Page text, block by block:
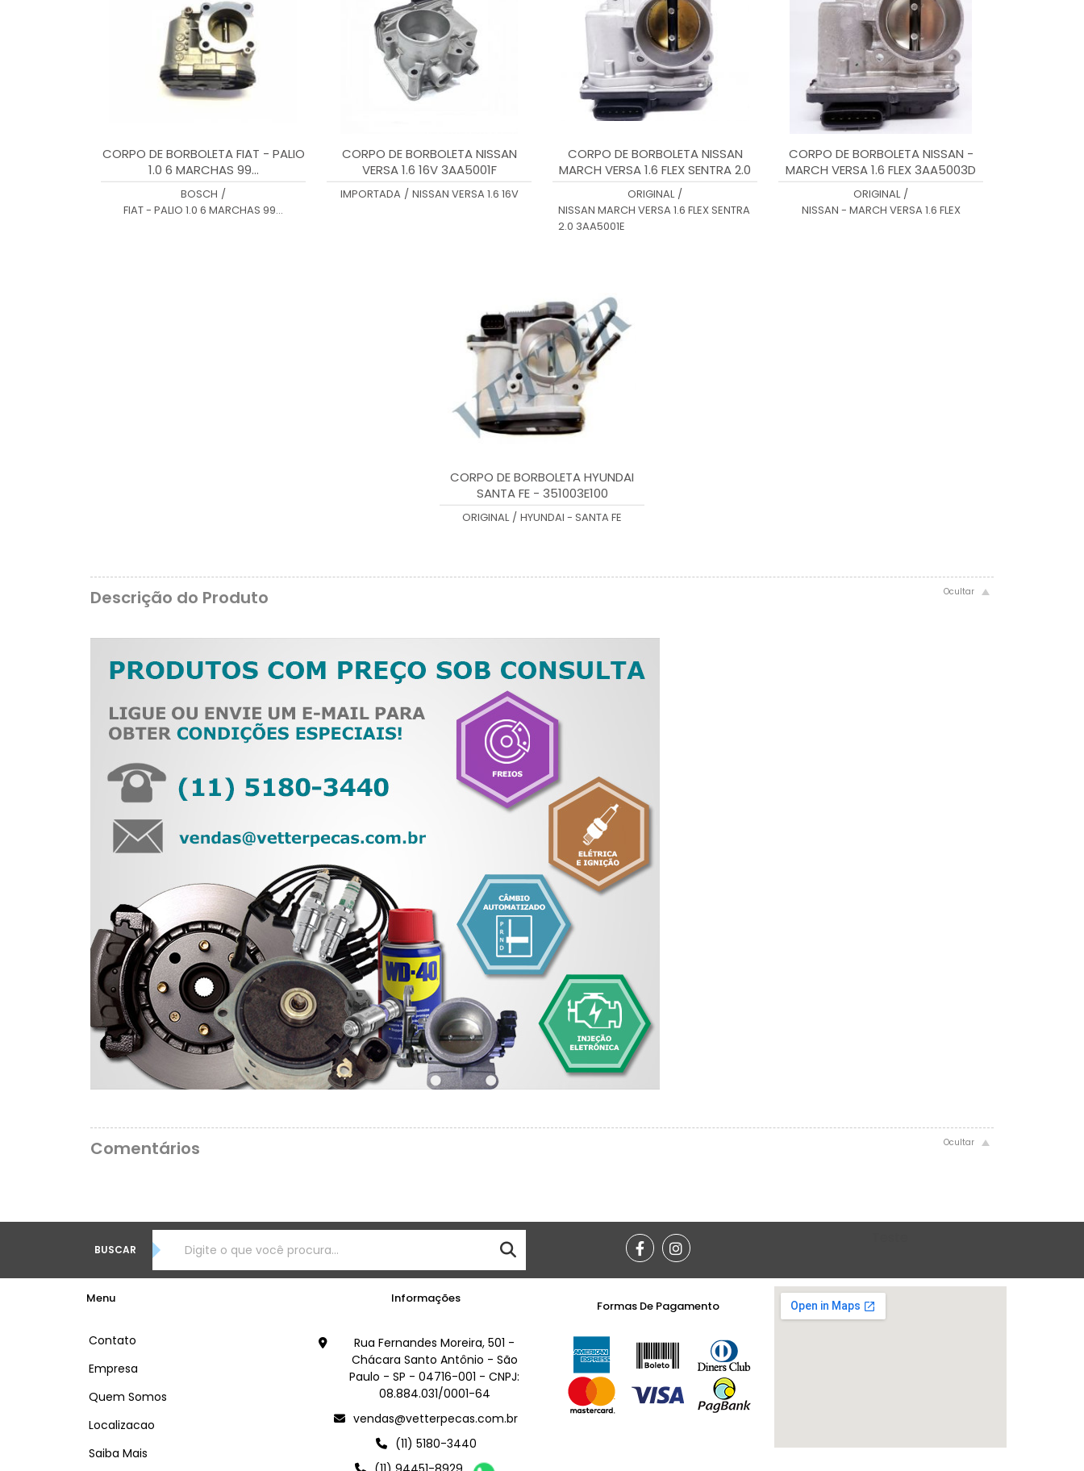
CORPO DE BORBOLETA FIAT - PALIO
1.0 6 MARCHAS 99...
BOSCH /
FIAT - PALIO 1.0 6 MARCHAS 99...
CORPO DE BORBOLETA NISSAN
VERSA 1.6 16V 3AA5001F
IMPORTADA / NISSAN VERSA 1.6 16V
CORPO DE BORBOLETA NISSAN
MARCH VERSA 1.6 FLEX SENTRA 2.0
3AA5001E
ORIGINAL /
NISSAN MARCH VERSA 1.6 FLEX SENTRA
2.0 3AA5001E
CORPO DE BORBOLETA NISSAN -
MARCH VERSA 1.6 FLEX 3AA5003D
ORIGINAL /
NISSAN - MARCH VERSA 1.6 FLEX
CORPO DE BORBOLETA HYUNDAI
SANTA FE - 351003E100
ORIGINAL / HYUNDAI - SANTA FE
Descrição do Produto
Comentários
BUSCAR
Menu
Contato
Empresa
Quem Somos
Localizacao
Saiba Mais
Informações
Rua Fernandes Moreira, 501 -
Chácara Santo Antônio - São
Paulo - SP - 04716-001 - CNPJ:
08.884.031/0001-64
vendas@vetterpecas.com.br
(11) 5180-3440
Formas De Pagamento